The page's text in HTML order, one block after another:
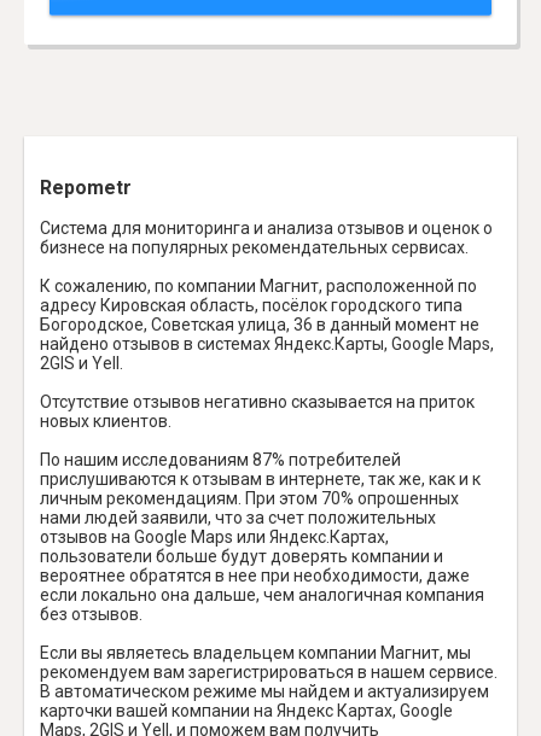
Repometr
Система для мониторинга и анализа отзывов и оценок о
бизнесе на популярных рекомендательных сервисах.
К сожалению, по компании Магнит, расположенной по
адресу Кировская область, посёлок городского типа
Богородское, Советская улица, 36 в данный момент не
найдено отзывов в системах Яндекс.Карты, Google Maps,
2GIS и Yell.
Отсутствие отзывов негативно сказывается на приток
новых клиентов.
По нашим исследованиям 87% потребителей
прислушиваются к отзывам в интернете, так же, как и к
личным рекомендациям. При этом 70% опрошенных
нами людей заявили, что за счет положительных
отзывов на Google Maps или Яндекс.Картах,
пользователи больше будут доверять компании и
вероятнее обратятся в нее при необходимости, даже
если локально она дальше, чем аналогичная компания
без отзывов.
Если вы являетесь владельцем компании Магнит, мы
рекомендуем вам зарегистрироваться в нашем сервисе.
В автоматическом режиме мы найдем и актуализируем
карточки вашей компании на Яндекс Картах, Google
Maps, 2GIS и Yell, и поможем вам получить